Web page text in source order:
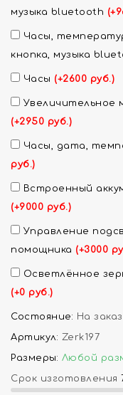
музыка bluetooth
Часы,
кнопка, музыка
Часы (+2600 руб.)
Увеличительное
(+2950 руб.)
Часы, дата,
руб.)
Встроенный
(+9000 руб.)
Управление
помощника (+3000
Осветлённое
(+0 руб.)
Состояние: На заказ
Артикул: Zerk197
Размеры: Любой
Срок изготовления